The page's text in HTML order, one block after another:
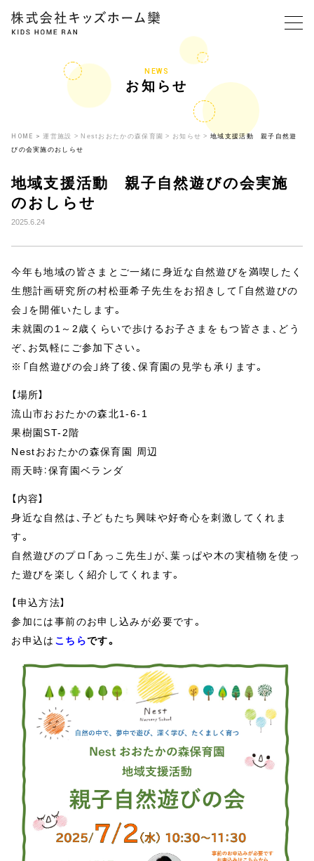
NEWS
お知らせ
HOME 運営施設 Nestおおたかの森保育園 お知らせ
地域支援活動 親子自然遊
びの会実施のおしらせ
地域支援活動 親子自然遊びの会実施
のおしらせ
2025.6.24
今年も地域の皆さまとご一緒に身近な自然遊びを満喫したく
生態計画研究所の村松亜希子先生をお招きして「自然遊びの
会」を開催いたします。
未就園の1～2歳くらいで歩けるお子さまをもつ皆さま、どう
ぞ、お気軽にご参加下さい。
※「自然遊びの会」終了後、保育園の見学も承ります。
【場所】
流山市おおたかの森北1-6-1
果樹園ST-2階
Nestおおたかの森保育園 周辺
雨天時：保育園ベランダ
【内容】
身近な自然は、子どもたち興味や好奇心を刺激してくれま
す。
自然遊びのプロ「あっこ先生」が、葉っぱや木の実植物を使っ
た遊びを楽しく紹介してくれます。
【申込方法】
参加には事前のお申し込みが必要です。
お申込は こちらです。